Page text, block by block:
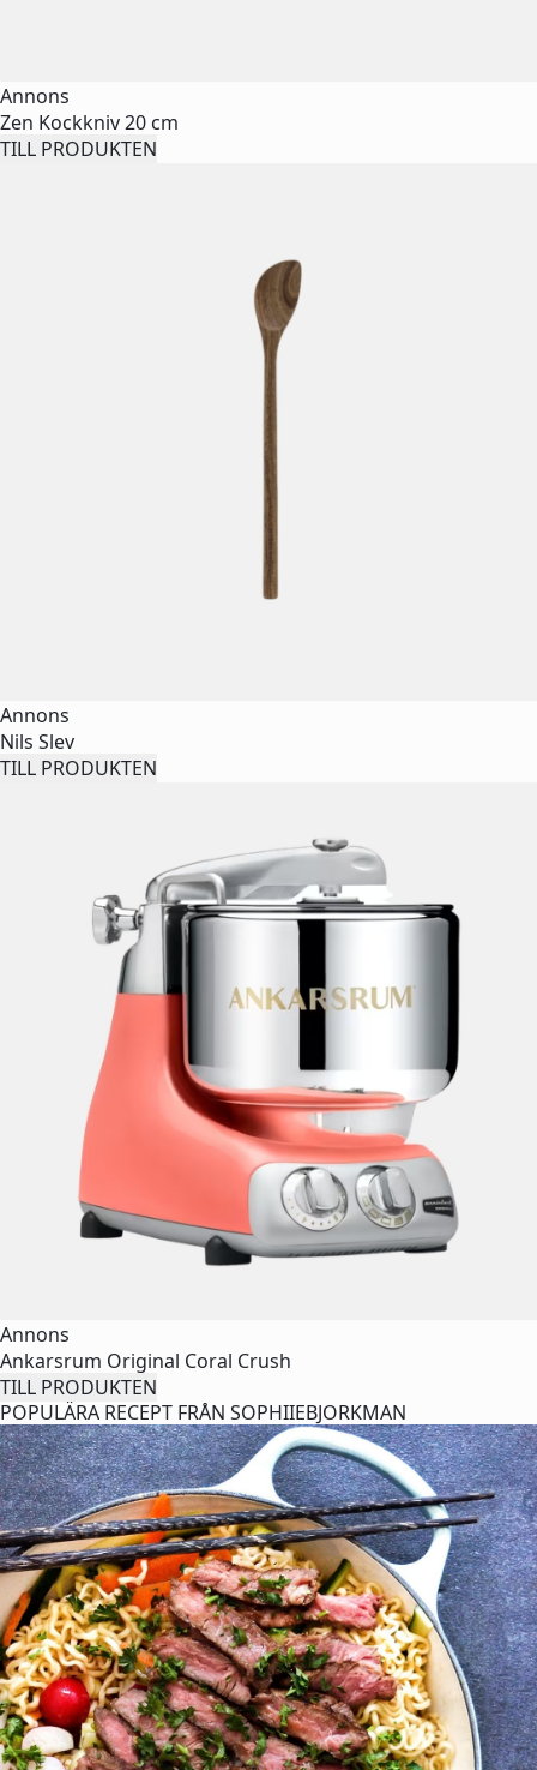
Annons
Zen Kockkniv 20 cm
TILL PRODUKTEN
Annons
Nils Slev
TILL PRODUKTEN
Annons
Ankarsrum Original Coral Crush
TILL PRODUKTEN
POPULÄRA RECEPT FRÅN SOPHIIEBJORKMAN